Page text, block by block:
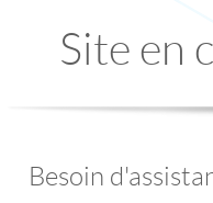
Site en
Besoin